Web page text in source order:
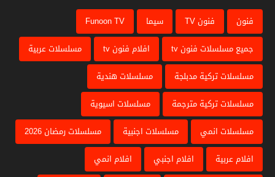
فنون فنون TV سيما
Funoon TV
جميع مسلسلات فنون tv
افلام فنون tv
مسلسلات عربية
مسلسلات تركية مدبلجة
مسلسلات هندية
مسلسلات تركية مترجمة
مسلسلات اسيوية
مسلسلات انمي
مسلسلات اجنبية
مسلسلات رمضان 2026
افلام عربية
افلام اجنبي افلام انمي